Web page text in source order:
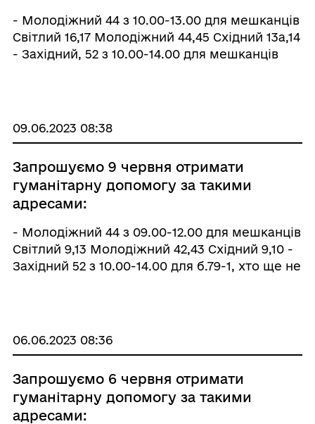
- Молодіжний 44 з 10.00-13.00 для мешканців
Світлий 16,17 Молодіжний 44,45 Східний 13а,14
- Західний, 52 з 10.00-14.00 для мешканців
09.06.2023 08:38
Запрошуємо 9 червня отримати
гуманітарну допомогу за такими
адресами:
- Молодіжний 44 з 09.00-12.00 для мешканців
Світлий 9,13 Молодіжний 42,43 Східний 9,10 -
Західний 52 з 10.00-14.00 для б.79-1, хто ще не
допомогу до 17 травня ...
06.06.2023 08:36
Запрошуємо 6 червня отримати
гуманітарну допомогу за такими
адресами: